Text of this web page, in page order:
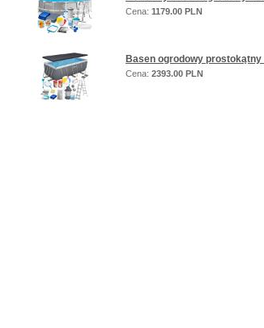
Cena: 1179.00 PLN
Basen ogrodowy prostokątny
Cena: 2393.00 PLN